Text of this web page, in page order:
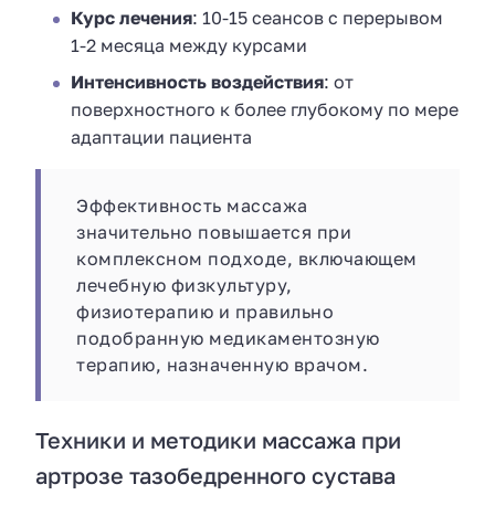
Курс лечения: 10-15 сеансов с перерывом
1-2 месяца между курсами
Интенсивность воздействия: от
поверхностного к более глубокому по мере
адаптации пациента
Эффективность массажа
значительно повышается при
комплексном подходе, включающем
лечебную физкультуру,
физиотерапию и правильно
подобранную медикаментозную
терапию, назначенную врачом.
Техники и методики массажа при
артрозе тазобедренного сустава